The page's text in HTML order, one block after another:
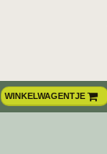
WINKELWAGENTJE